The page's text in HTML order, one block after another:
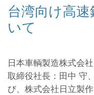
台湾向け高
いて
日本車輌製造株式会
取締役社長：田中 守
び、株式会社日立製